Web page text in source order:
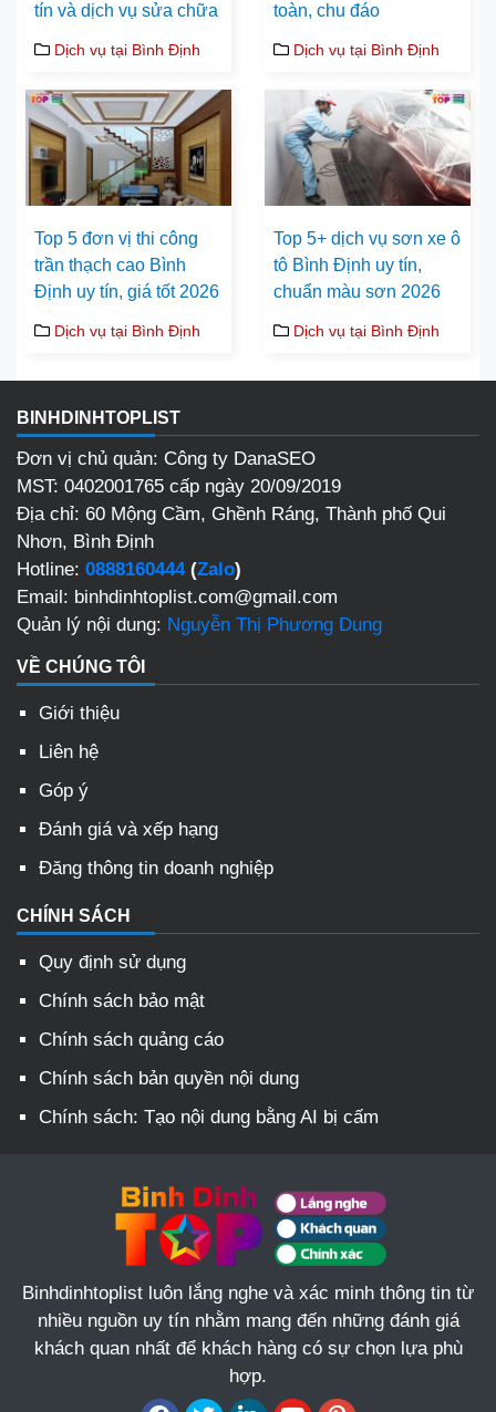
tín và dịch vụ sửa chữa
Dịch vụ tại Bình Định
toàn, chu đáo
Dịch vụ tại Bình Định
Top 5 đơn vị thi công
trần thạch cao Bình
Định uy tín, giá tốt 2026
Dịch vụ tại Bình Định
Top 5+ dịch vụ sơn xe ô
tô Bình Định uy tín,
chuẩn màu sơn 2026
Dịch vụ tại Bình Định
BINHDINHTOPLIST
Đơn vị chủ quản: Công ty DanaSEO
MST: 0402001765 cấp ngày 20/09/2019
Địa chỉ: 60 Mộng Cầm, Ghềnh Ráng, Thành phố Qui
Nhơn, Bình Định
Hotline: 0888160444(Zalo)
Email: binhdinhtoplist.com@gmail.com
Quản lý nội dung: Nguyễn Thị Phương Dung
VỀ CHÚNG TÔI
Giới thiệu
Liên hệ
Góp ý
Đánh giá và xếp hạng
Đăng thông tin doanh nghiệp
CHÍNH SÁCH
Quy định sử dụng
Chính sách bảo mật
Chính sách quảng cáo
Chính sách bản quyền nội dung
Chính sách: Tạo nội dung bằng AI bị cấm
Binhdinhtoplist luôn lắng nghe và xác minh thông tin từ
nhiều nguồn uy tín nhằm mang đến những đánh giá
khách quan nhất để khách hàng có sự chọn lựa phù
hợp.